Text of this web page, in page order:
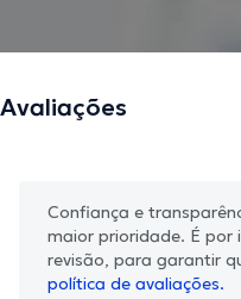
Avaliações
Confiança e
maior prioridade. É por
revisão, para garantir
política de avaliações.